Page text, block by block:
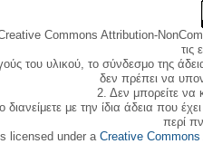
Commons Attribution-
τις
του υλικού, το σύνδεσμο της
δεν πρέπει να
2. Δεν μπορείτε να
με την ίδια άδεια που
περί
licensed under a Creative